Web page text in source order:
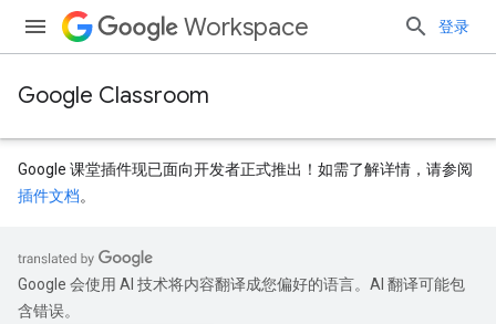
Workspace 登录
Google Classroom
Google 课堂插件现已面向开发者正式推出！如需了解详情，请参阅
插件文档。
Google 会使用 AI 技术将内容翻译成您偏好的语言。AI 翻译可能包
含错误。